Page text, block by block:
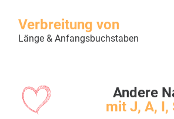
Verbreitung von
Länge & Anfangsbuchstaben
Andere
mit J, A, I,